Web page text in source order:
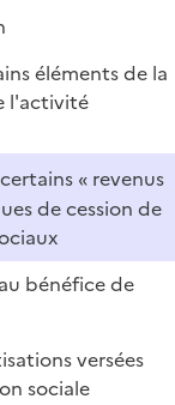
éléments de la
l'activité
« revenus
de cession de
bénéfice de
versées
sociale